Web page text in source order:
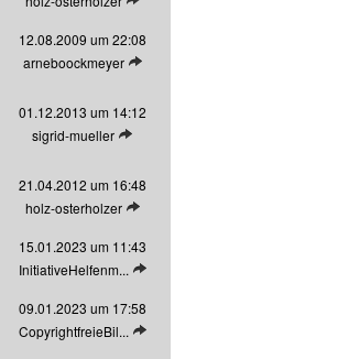
12.08.2009 um 22:08
arneboockmeyer Letzten Beitrag anzeigen
01.12.2013 um 14:12
sigrid-mueller Letzten Beitrag anzeigen
21.04.2012 um 16:48
holz-osterholzer Letzten Beitrag anzeigen
15.01.2023 um 11:43
InitiativeHelfenm... Letzten Beitrag anzeigen
09.01.2023 um 17:58
CopyrightfreieBil... Letzten Beitrag anzeigen